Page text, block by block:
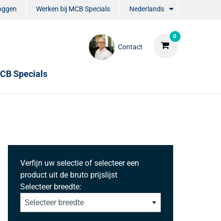
Werken bij MCB Specials Nederlands
0
Contact
Specials
Verfijn uw selectie of selecteer een
product uit de bruto prijslijst
Selecteer breedte: